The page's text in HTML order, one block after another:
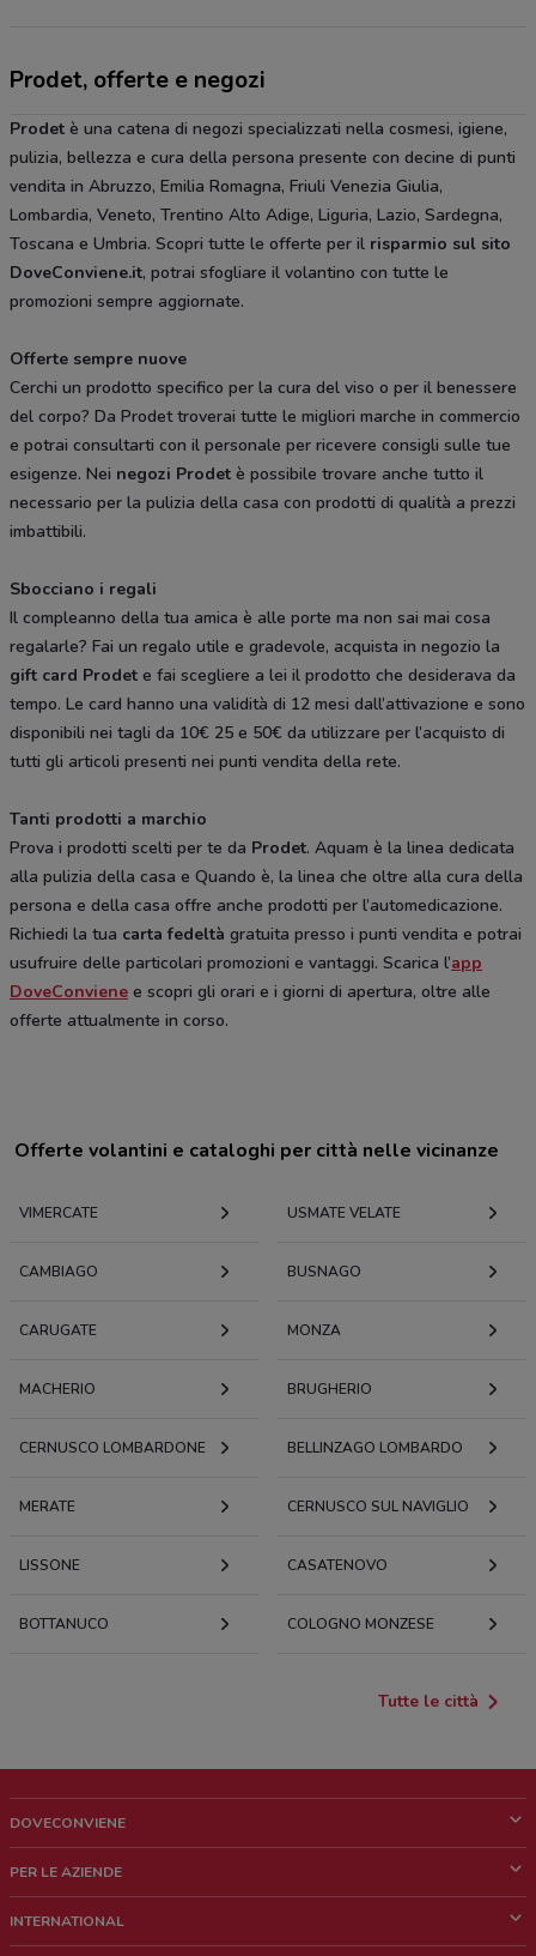
Prodet, offerte e negozi
Prodet è una catena di negozi specializzati nella cosmesi, igiene,
pulizia, bellezza e cura della persona presente con decine di punti
vendita in Abruzzo, Emilia Romagna, Friuli Venezia Giulia,
Lombardia, Veneto, Trentino Alto Adige, Liguria, Lazio, Sardegna,
Toscana e Umbria. Scopri tutte le offerte per il risparmio sul sito
DoveConviene.it, potrai sfogliare il volantino con tutte le
promozioni sempre aggiornate.
Offerte sempre nuove
Cerchi un prodotto specifico per la cura del viso o per il benessere
del corpo? Da Prodet troverai tutte le migliori marche in commercio
e potrai consultarti con il personale per ricevere consigli sulle tue
esigenze. Nei negozi Prodet è possibile trovare anche tutto il
necessario per la pulizia della casa con prodotti di qualità a prezzi
imbattibili.
Sbocciano i regali
Il compleanno della tua amica è alle porte ma non sai mai cosa
regalarle? Fai un regalo utile e gradevole, acquista in negozio la
gift card Prodet e fai scegliere a lei il prodotto che desiderava da
tempo. Le card hanno una validità di 12 mesi dall’attivazione e sono
disponibili nei tagli da 10€ 25 e 50€ da utilizzare per l’acquisto di
tutti gli articoli presenti nei punti vendita della rete.
Tanti prodotti a marchio
Prova i prodotti scelti per te da Prodet. Aquam è la linea dedicata
alla pulizia della casa e Quando è, la linea che oltre alla cura della
persona e della casa offre anche prodotti per l’automedicazione.
Richiedi la tua carta fedeltà gratuita presso i punti vendita e potrai
usufruire delle particolari promozioni e vantaggi. Scarica l’app
DoveConviene e scopri gli orari e i giorni di apertura, oltre alle
offerte attualmente in corso.
Offerte volantini e cataloghi per città nelle vicinanze
VIMERCATE USMATE VELATE
CAMBIAGO BUSNAGO
CARUGATE MONZA
MACHERIO BRUGHERIO
CERNUSCO LOMBARDONE BELLINZAGO LOMBARDO
MERATE CERNUSCO SUL NAVIGLIO
LISSONE CASATENOVO
BOTTANUCO COLOGNO MONZESE
Tutte le città
DOVECONVIENE
Chi siamo
PER LE AZIENDE
Richieste commerciali e marketing
INTERNATIONAL